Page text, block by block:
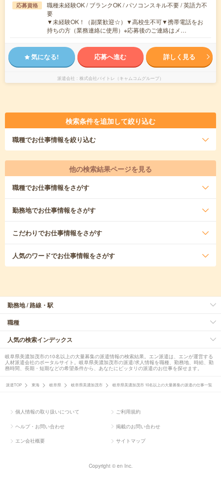
応募資格
職種未経験OK / ブランクOK / パソコンスキル不要 / 英語力不
要
▼未経験OK！（副業歓迎☆）▼高校生不可▼携帯電話をお
持ちの方（業務連絡に使用）※応募後のご連絡はメ…
気になる! 応募へ進む 詳しく見る
派遣会社 株式会社バイトレ（キャムコムグループ）
検索条件を追加して絞り込む
職種でお仕事情報を絞り込む
他の検索結果ページを見る
職種でお仕事情報をさがす
勤務地でお仕事情報をさがす
こだわりでお仕事情報をさがす
人気のワードでお仕事情報をさがす
勤務地 / 路線・駅
職種
人気の検索インデックス
岐阜県美濃加茂市の10名以上の大量募集の派遣情報の検索結果。エン派遣は、エンが運営する
人材派遣会社のポータルサイト。岐阜県美濃加茂市の派遣/求人情報を職種、勤務地、時給、勤
務時間、長期・短期などの希望条件から、あなたにピッタリの派遣のお仕事を探せます。
派遣TOP 東海 岐阜県 岐阜県美濃加茂市 岐阜県美濃加茂市 10名以上の大量募集の派遣の仕事一覧
個人情報の取り扱いについて ご利用規約
ヘルプ・お問い合わせ 掲載のお問い合わせ
エン会社概要 サイトマップ
Copyright © en Inc.